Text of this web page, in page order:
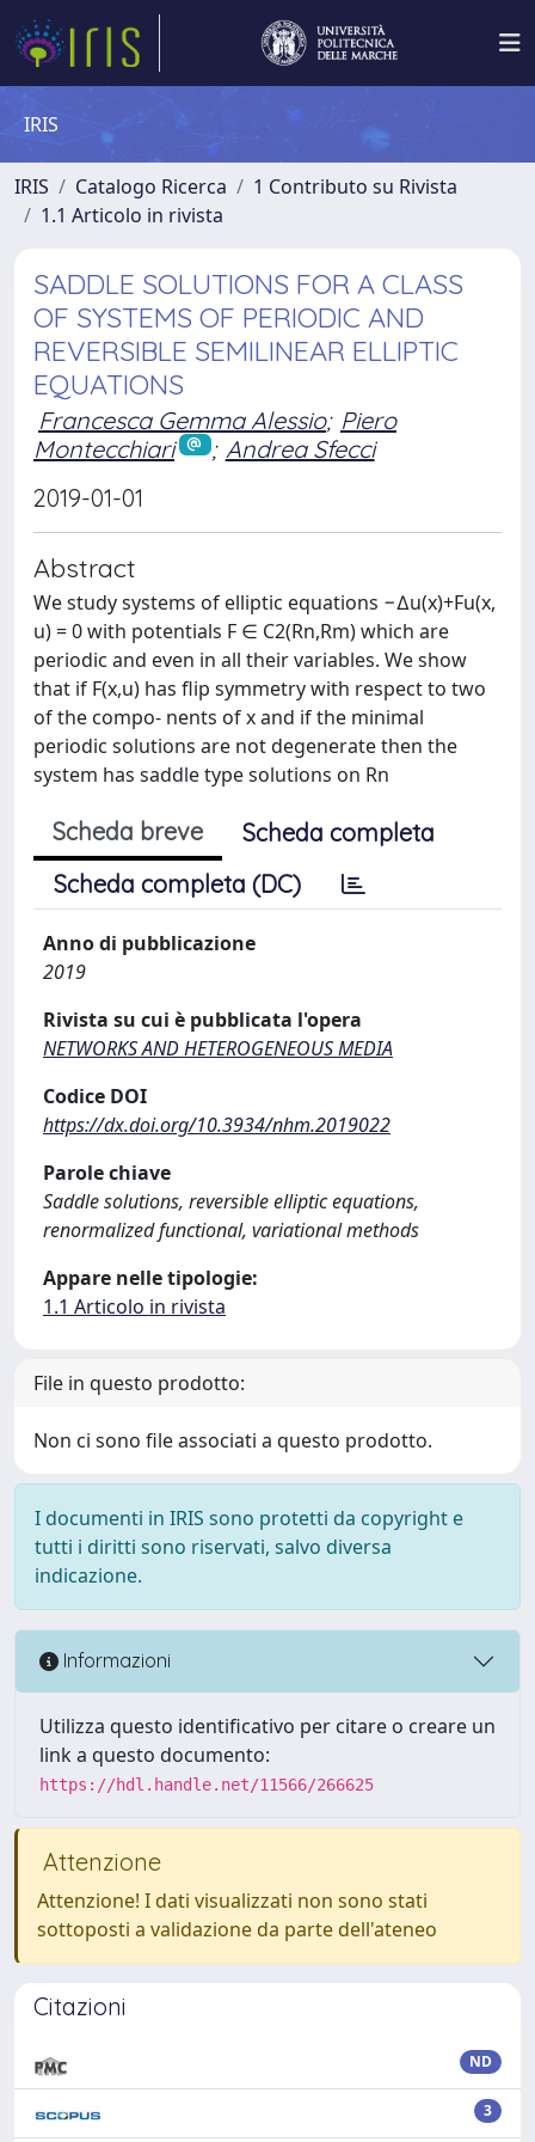
IRIS
IRIS Catalogo Ricerca
1 Contributo su Rivista
1.1 Articolo in rivista
SADDLE SOLUTIONS FOR A CLASS
OF SYSTEMS OF PERIODIC AND
REVERSIBLE SEMILINEAR ELLIPTIC
EQUATIONS
Francesca Gemma Alessio; Piero
Montecchiari
; Andrea Sfecci
2019-01-01
Abstract
We study systems of elliptic equations −∆u(x)+Fu(x,
u) = 0 with potentials F ∈ C2(Rn,Rm) which are
periodic and even in all their variables. We show
that if F(x,u) has flip symmetry with respect to two
of the compo- nents of x and if the minimal
periodic solutions are not degenerate then the
system has saddle type solutions on Rn
Scheda breve
Scheda completa
Scheda completa (DC)
Anno di pubblicazione
2019
Rivista su cui è pubblicata l'opera
NETWORKS AND HETEROGENEOUS MEDIA
Codice DOI
https://dx.doi.org/10.3934/nhm.2019022
Parole chiave
Saddle solutions, reversible elliptic equations,
renormalized functional, variational methods
Appare nelle tipologie:
1.1 Articolo in rivista
File in questo prodotto:
Non ci sono file associati a questo prodotto.
I documenti in IRIS sono protetti da copyright e
tutti i diritti sono riservati, salvo diversa
indicazione.
Informazioni
Utilizza questo identificativo per citare o creare un
link a questo documento:
https://hdl.handle.net/11566/266625
Attenzione
Attenzione! I dati visualizzati non sono stati
sottoposti a validazione da parte dell'ateneo
Citazioni
ND
3